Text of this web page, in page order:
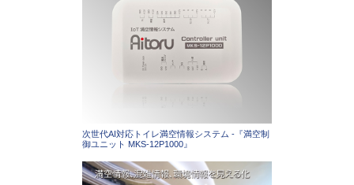
次世代AI対応トイレ満空情報システム -『満空制
御ユニット MKS-12P1000』